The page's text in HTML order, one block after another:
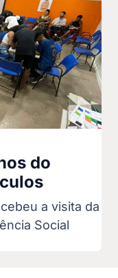
do
a visita da
Social